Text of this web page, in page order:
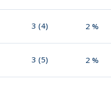
3 (4) 2 %
3 (5) 2 %